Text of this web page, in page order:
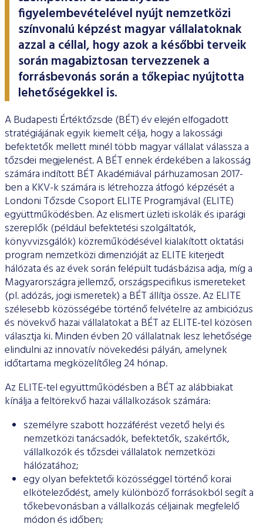
ESG Útmutató
figyelembevételével nyújt nemzetközi
színvonalú képzést magyar vállalatoknak
azzal a céllal, hogy azok a későbbi terveik
során magabiztosan tervezzenek a
forrásbevonás során a tőkepiac nyújtotta
lehetőségekkel is.
A Budapesti Értéktőzsde (BÉT) év elején elfogadott
stratégiájának egyik kiemelt célja, hogy a lakossági
befektetők mellett minél több magyar vállalat válassza a
tőzsdei megjelenést. A BÉT ennek érdekében a lakosság
számára indított BÉT Akadémiával párhuzamosan 2017-
ben a KKV-k számára is létrehozza átfogó képzését a
Londoni Tőzsde Csoport ELITE Programjával (ELITE)
együttműködésben. Az elismert üzleti iskolák és iparági
szereplők (például befektetési szolgáltatók,
könyvvizsgálók) közreműködésével kialakított oktatási
program nemzetközi dimenzióját az ELITE kiterjedt
hálózata és az évek során felépült tudásbázisa adja, míg a
Magyarországra jellemző, országspecifikus ismereteket
(pl. adózás, jogi ismeretek) a BÉT állítja össze. Az ELITE
szélesebb közösségébe történő felvételre az ambiciózus
és növekvő hazai vállalatokat a BÉT az ELITE-tel közösen
választja ki. Minden évben 20 vállalatnak lesz lehetősége
elindulni az innovatív növekedési pályán, amelynek
időtartama megközelítőleg 24 hónap.
Az ELITE-tel együttműködésben a BÉT az alábbiakat
kínálja a feltörekvő hazai vállalkozások számára:
személyre szabott hozzáférést vezető helyi és
nemzetközi tanácsadók, befektetők, szakértők,
vállalkozók és tőzsdei vállalatok nemzetközi
hálózatához;
egy olyan befektetői közösséggel történő korai
elköteleződést, amely különböző forrásokból segít a
tőkebevonásban a vállalkozás céljainak megfelelő
módon és időben;